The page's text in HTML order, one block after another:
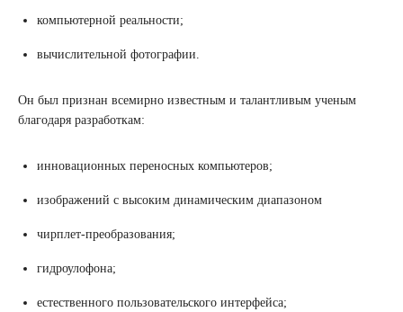
компьютерной реальности;
вычислительной фотографии.
Он был признан всемирно известным и талантливым ученым
благодаря разработкам:
инновационных переносных компьютеров;
изображений с высоким динамическим диапазоном
чирплет-преобразования;
гидроулофона;
естественного пользовательского интерфейса;